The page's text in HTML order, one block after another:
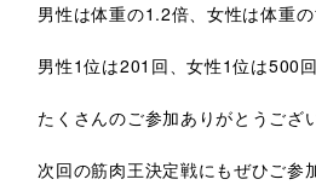
男性は体重の1.2倍、女性は体重の
男性1位は201回、女性1位は500
たくさんのご参加ありがとうござ
次回の筋肉王決定戦にもぜひご参